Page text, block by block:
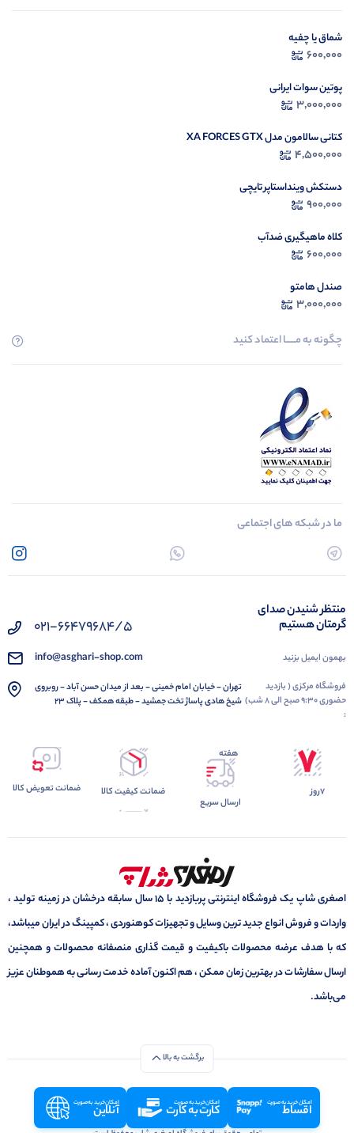
شماق یا چفیه
600,000
پوتین سوات ایرانی
3,000,000
کتانی سالامون مدل XA FORCES GTX
4,500,000
دستکش وینداستاپر تایچی
900,000
کلاه ماهیگیری ضدآب
600,000
صندل هامتو
3,000,000
چگونه به مــــــا اعتماد کنید
ما در شبکه های اجتماعی
منتظر شنیدن صدای
گرمتان هستیم
بهمون ایمیل بزنید
فروشگاه مرکزی ( بازدید
حضوری 9:30 صبح الی 8 شب)
:
021-66479684/5
info@asghari-shop.com
تهران - خیابان امام خمینی - بعد از میدان حسن آباد - روبروی
شیخ هادی پاساژ تخت جمشید - طبقه همکف - پلاک 23
7روز
هفته
ارسال سریع
ضمانت کیفیت کالا ضمانت تعویض کالا
اصغری شاپ یک فروشگاه اینترنتی پربازدید با 15 سال سابقه درخشان در زمینه تولید ،
واردات و فروش انواع جدید ترین وسایل و تجهیزات کوهنوردی ، کمپینگ در ایران میباشد،
که با هدف عرضه محصولات باکیفیت و قیمت گذاری منصفانه محصولات و همچنین
ارسال سفارشات در بهترین زمان ممکن ، هم اکنون آماده خدمت رسانی به هموطنان عزیز
می‌باشد.
برگشت به بالا
امکان خرید به صورت
اقساط امکان خرید به صورت
کارت به کارت امکان خرید به صورت
آنلاین